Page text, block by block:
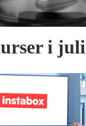
i juli